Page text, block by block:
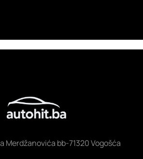
Merdžanovića bb-71320 Vogošća